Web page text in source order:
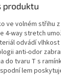
produktu
ve volném střihu
4-way stretch
odvádí vlhkost
anti-odor
do tvaru T s
lem